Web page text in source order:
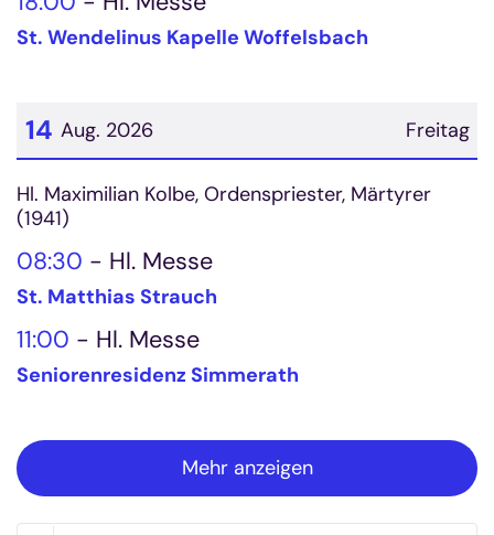
St. Wendelinus Kapelle Woffelsbach
Freitag
14 Aug. 2026
Datum: 14. August 2026
Hl. Maximilian Kolbe, Ordenspriester, Märtyrer
(1941)
08:30 Hl. Messe
St. Matthias Strauch
11:00 Hl. Messe
Seniorenresidenz Simmerath
Mehr anzeigen